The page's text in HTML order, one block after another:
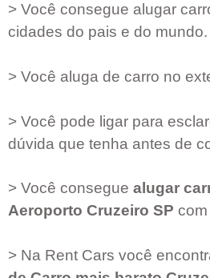
> Você consegue alugar
cidades do pais e do mundo.
> Você aluga de carro no
> Você pode ligar para
dúvida que tenha antes de
> Você consegue alugar
Aeroporto Cruzeiro SP
> Na Rent Cars você